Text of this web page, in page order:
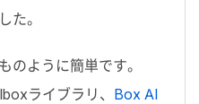
た。
のように簡単です。
ライブラリ、 Box AI